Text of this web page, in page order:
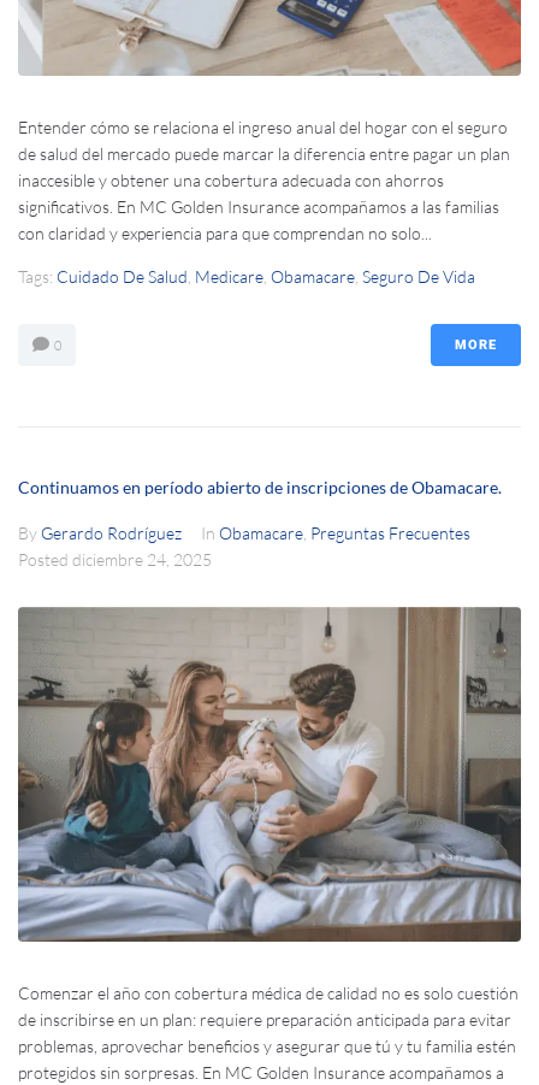
Entender cómo se relaciona el ingreso anual del hogar con el seguro
de salud del mercado puede marcar la diferencia entre pagar un plan
inaccesible y obtener una cobertura adecuada con ahorros
significativos. En MC Golden Insurance acompañamos a las familias
con claridad y experiencia para que comprendan no solo...
Tags: Cuidado De Salud Medicare Obamacare Seguro De Vida
0 MORE
Continuamos en período abierto de inscripciones de Obamacare.
By Gerardo Rodríguez In Obamacare Preguntas Frecuentes
Posted diciembre 24, 2025
Comenzar el año con cobertura médica de calidad no es solo cuestión
de inscribirse en un plan: requiere preparación anticipada para evitar
problemas, aprovechar beneficios y asegurar que tú y tu familia estén
protegidos sin sorpresas. En MC Golden Insurance acompañamos a